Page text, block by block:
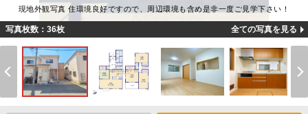
現地外観写真 住環境良好ですので、周辺環境も含め是非一度ご見学下さい！
写真枚数：36枚 全ての写真を見る